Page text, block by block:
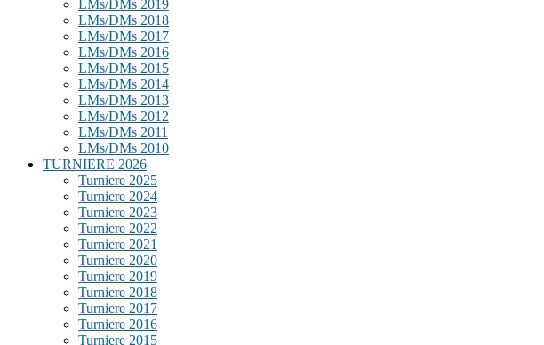
LMs/DMs 2019
LMs/DMs 2018
LMs/DMs 2017
LMs/DMs 2016
LMs/DMs 2015
LMs/DMs 2014
LMs/DMs 2013
LMs/DMs 2012
LMs/DMs 2011
LMs/DMs 2010
TURNIERE 2026
Turniere 2025
Turniere 2024
Turniere 2023
Turniere 2022
Turniere 2021
Turniere 2020
Turniere 2019
Turniere 2018
Turniere 2017
Turniere 2016
Turniere 2015